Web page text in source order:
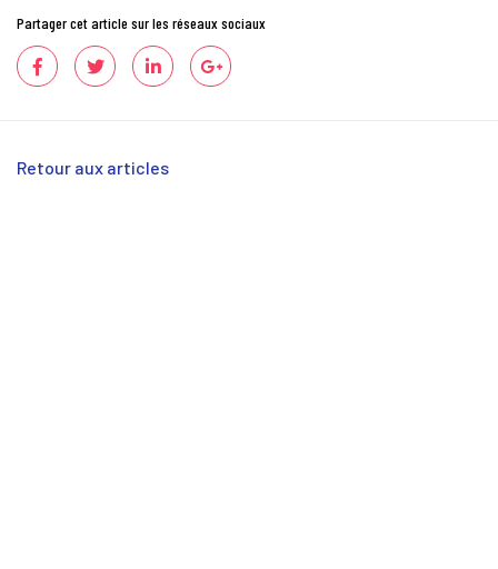
Partager cet article sur les réseaux sociaux
Retour aux articles